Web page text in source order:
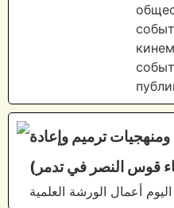
ترميم وإعادة
أعمال الورشة العلمية